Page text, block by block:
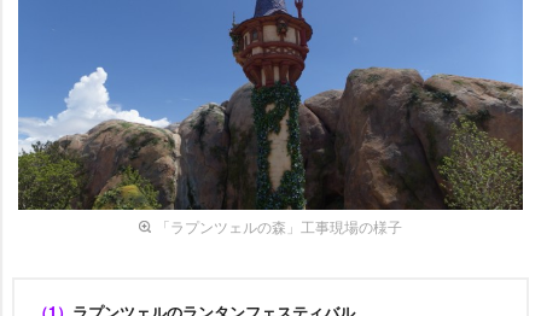
「ラプンツェルの森」工事現場の様子